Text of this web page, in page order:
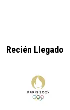
Recién Llegado